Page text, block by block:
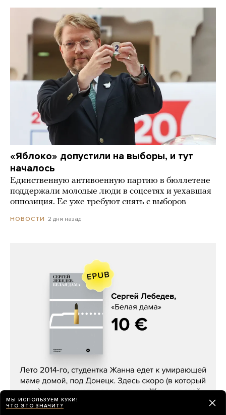
«Яблоко» допустили на выборы, и тут
началось
Единственную антивоенную партию в бюллетене
поддержали молодые люди в соцсетях и уехавшая
оппозиция. Ее уже требуют снять с выборов
НОВОСТИ 2 дня назад
Сергей Лебедев, «Белая дама»
МЫ ИСПОЛЬЗУЕМ КУКИ!
ЧТО ЭТО ЗНАЧИТ?